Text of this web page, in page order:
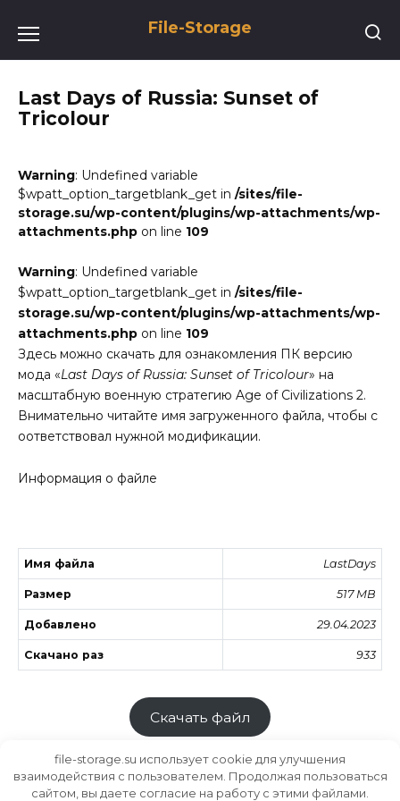
содержанию
File-Storage
Last Days of Russia: Sunset of
Tricolour
Warning: Undefined variable
$wpatt_option_targetblank_get in /sites/file-
storage.su/wp-content/plugins/wp-attachments/wp-
attachments.php on line 109
Warning: Undefined variable
$wpatt_option_targetblank_get in /sites/file-
storage.su/wp-content/plugins/wp-attachments/wp-
attachments.php on line 109
Здесь можно скачать для ознакомления ПК версию
мода «Last Days of Russia: Sunset of Tricolour» на
масштабную военную стратегию Age of Civilizations 2.
Внимательно читайте имя загруженного файла, чтобы с
оответствовал нужной модификации.
Информация о файле
Имя файла LastDays
Размер 517 MB
Добавлено 29.04.2023
Скачано раз 933
Скачать файл
file-storage.su использует cookie для улучшения
взаимодействия с пользователем. Продолжая пользоваться
сайтом, вы даете согласие на работу с этими файлами.